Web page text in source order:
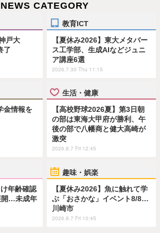
NEWS CATEGORY
戸大
了
教育ICT
【夏休み2026】東大メタバー
ス工学部、生成AIなどジュニ
ア講座6選
2026.7.30 Thu 11:15
金情報を
生活・健康
【高校野球2026夏】第3日朝
の部は東海大甲府が勝利、午
後の部で八幡商と健大高崎が
激突
2026.8.7 Fri 12:45
年齢確認
開…未成年
趣味・娯楽
【夏休み2026】魚に触れて学
ぶ「おさかな」イベント8/8…
川崎市
2026.8.7 Fri 10:45